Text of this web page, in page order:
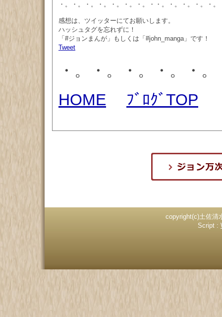
・。・。・。・。・。・。・。・・。・。・。・。・
感想は、ツイッターにてお願いします。
ハッシュタグを忘れずに！
「#ジョンまんが」もしくは「#john_manga」です！
Tweet
・。・。・。・。・
HOME
ﾌﾞﾛｸﾞTOP
copyright(c)土佐清
Script :